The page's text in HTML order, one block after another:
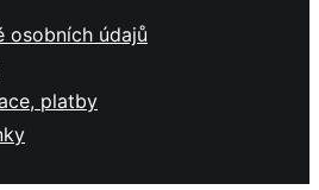
osobních údajů
platby